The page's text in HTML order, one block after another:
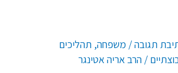
תגובה/ משפחה,תהליכים
/הרב אריה אטינגר